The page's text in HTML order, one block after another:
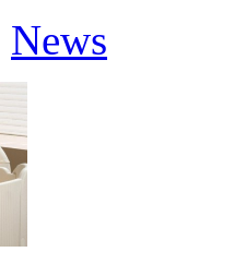
News